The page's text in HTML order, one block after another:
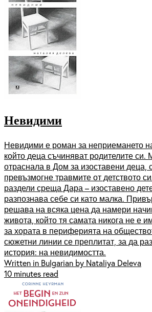
Невидими
Невидими е роман за неприемането
който деца съчиняват родителите си.
отраснала в Дом за изоставени деца,
превъзмогне травмите от детството
раздели среща Дара – изоставено
разпознава себе си като малка.
решава на всяка цена да намери
живота, който тя самата никога не е
за хората в периферията на
сюжетни линии се преплитат, за да
история: на невидимостта.
Written in Bulgarian by Nataliya Deleva
10 minutes read